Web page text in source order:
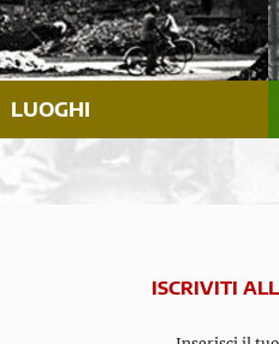
LUOGHI
ISCRIVITI